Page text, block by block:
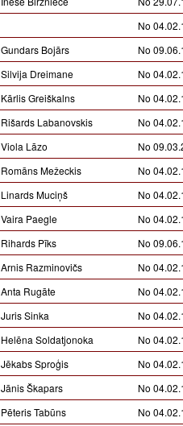
No
Gundars Bojārs
No
Silvija Dreimane
No
Kārlis Greiškalns
No
Rišards Labanovskis
No
Viola Lāzo
No
Romāns Mežeckis
No
Linards Muciņš
No
Vaira Paegle
No
Rihards Pīks
No
Arnis Razminovičs
No
Anta Rugāte
No
Juris Sinka
No
Helēna Soldatjonoka
No
Jēkabs Sproģis
No
Jānis Škapars
No
Pēteris Tabūns
No